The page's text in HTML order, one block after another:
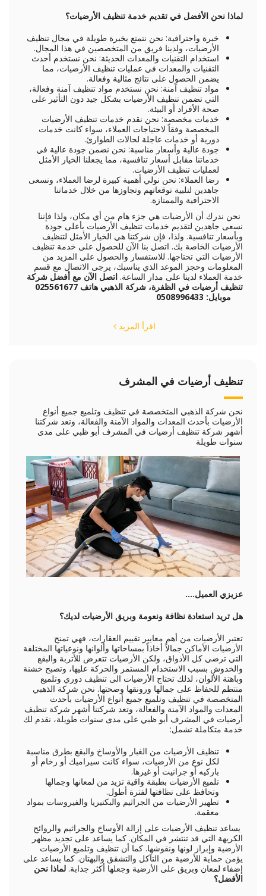
لماذا نحن الأفضل في تقديم خدمة تنظيف الأرضيات؟
خبرة واحترافية: نحن نتمتع بخبرة طويلة في مجال تنظيف
الأرضيات، ولدينا فريق من المتخصصين في هذا المجال.
استخدام التقنيات والمعدات الحديثة: نحن نستخدم أحدث
التقنيات والمعدات في عمليات تنظيف الأرضيات، مما
يضمن الحصول على نتائج مثالية وفعالة.
مواد تنظيف آمنة: نحن نستخدم مواد تنظيف آمنة وفعالة،
التي تضمن تنظيف الأرضيات بشكل جيد دون التأثير على
صحة الأفراد أو البيئة.
خدمات مخصصة: نحن نقدم خدمات تنظيف الأرضيات
المخصصة وفقاً لاحتياجات العملاء، سواء كانت خدمات
دورية أو خدمات عاجلة لحالات الطوارئ.
جودة عالية وأسعار مناسبة: نحن نضمن جودة عالية في
خدماتنا مقابل أسعار تنافسية، مما يجعلنا الخيار الأمثل
لعمليات تنظيف الأرضيات.
رضا العملاء: نحن نولي أهمية كبيرة لرضا العملاء، ونسعى
جاهدين لتلبية توقعاتهم وتجاوزها من خلال خدماتنا
الاحترافية والممتازة.
نحن ندرك أن الأرضيات هي جزء هام من أي مكان، ولذا فإننا
نسعى جاهدين لتقديم خدمات تنظيف الأرضيات بأعلى جودة
وبأسعار تنافسية. ولذا، فإن شركتنا هي الخيار الأمثل لتنظيف
الأرضيات الخاصة بك. اتصل بنا الآن للحصول على خدمة تنظيف
الأرضيات التي تحتاجها. للاستفسار والحصول على المزيد من
المعلومات وحجز الموعد الذي يناسبك، يرجى الاتصال مع قسم
خدمة العملاء لدينا على مدار الساعة. اتصل الآن مع أفضل شركة
تنظيف أرضيات في الظفرة، شركة الذهبي
موبايل: 0508996433
اقرأ المزيد
تنظيف أرضيات في المشرف
نحن شركة الذهبي المتخصصة في تنظيف وتلميع جميع أنواع
الأرضيات بأحدث المعدات والمواد الآمنة والفعالة، وتعد شركتنا
أشهر شركة تنظيف أرضيات في المشرف أبو ظبي على مدى
سنوات طويلة
عزيزي العميل....
هل تريد استعادة نظافة ونعومة وبريق الأرضيات لديك؟
تعتبر الأرضيات من أهم معايير تقييم العقارات، فهي تمنح
الأرضيات الأماكن جمالاً أخاذاً بمساحاتها وألوانها ونوعياتها المختلفة
التي ترضي كل الأذواق، ولكن الأرضيات تتعرض للأتربة والبقع
والخدوش بسبب الاستخدام المستمر والحركة عليها، وتصبح خشنة
وباهتة الألوان، لذلك تحتاج الأرضيات الى تنظيف دوري وتلميع
منتظم للحفاظ على جمالها ورونقها وصحتها. نحن شركة الذهبي
المتخصصة في تنظيف وتلميع جميع أنواع الأرضيات بأحدث
المعدات والمواد الآمنة والفعالة، وتعد شركتنا أشهر شركة تنظيف
أرضيات في المشرف أبو ظبي على مدى سنوات طويلة، نقدم لك
خدمة متكاملة تشمل:
تنظيف الأرضيات من الغبار والأوساخ والبقع بطرق مناسبة
لكل نوع من الأرضيات، سواء كانت سيراميك أو رخام أو
باركيه أو جرانيت أو غيرها.
تلميع الأرضيات بطبقة واقية تزيد من لمعانها وجمالها
وتحافظ على نظافتها لفترة أطول.
تطهير الأرضيات من الجراثيم والبكتيريا والفيروسات بمواد
معقمة.
يساعد تنظيف الأرضيات على إزالة الأوساخ والجراثيم والروائح
الكريهة التي قد تنتشر في المكان. كما يساعد على تجديد مظهر
الأرضية وإبراز لونها ونقوشها. كما أن تنظيف وتلميع الأرضيات
يؤمن حماية للأرضية من التآكل والتشقق والبهتان. كما يساعد على
إضفاء لمعان وبريق على الأرضية وجعلها أكثر جذابة. لماذا نحن
الأفضل؟